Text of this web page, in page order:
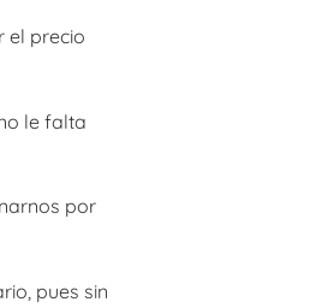
el precio
le falta
por
pues sin